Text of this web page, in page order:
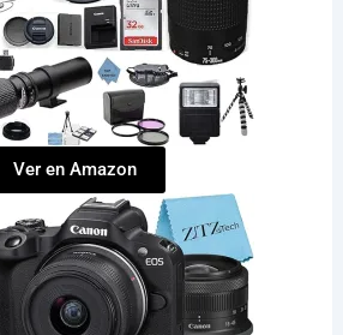
Ver en Amazon